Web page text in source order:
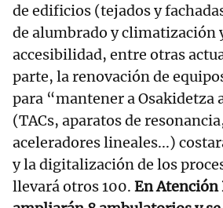
de edificios (tejados y
de alumbrado y climatización
accesibilidad, entre otras
parte, la renovación de
para “mantener a Osakidetza
(TACs, aparatos de
aceleradores lineales...)
y la digitalización de los
llevará otros 100. En Atención